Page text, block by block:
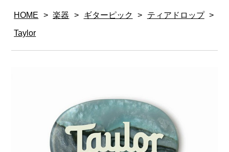
HOME > 楽器 > ギターピック > ティアドロップ >
Taylor